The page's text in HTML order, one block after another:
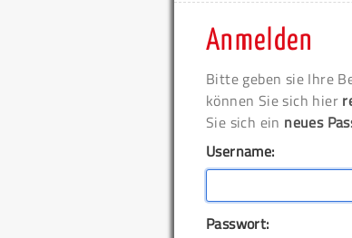
Anmelden
Bitte geben sie Ihre
können Sie sich hier
Sie sich ein neues
Username:
Passwort: